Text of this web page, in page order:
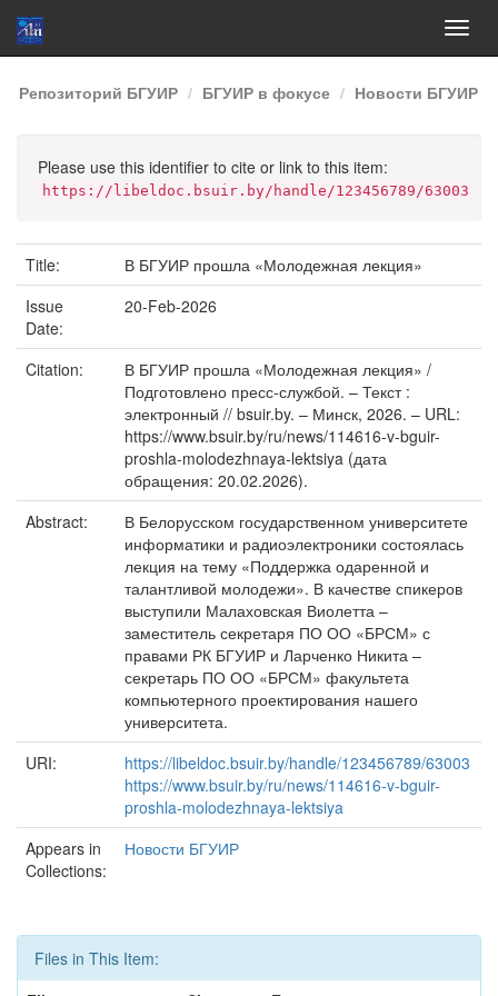
Skip
navigation
Репозиторий БГУИР БГУИР в фокусе Новости БГУИР
Please use this identifier to cite or link to this item:
https://libeldoc.bsuir.by/handle/123456789/63003
Title:
В БГУИР прошла «Молодежная лекция»
Issue
Date:
20-Feb-2026
Citation:
В БГУИР прошла «Молодежная лекция» /
Подготовлено пресс-службой. – Текст :
электронный // bsuir.by. – Минск, 2026. – URL:
https://www.bsuir.by/ru/news/114616-v-bguir-
proshla-molodezhnaya-lektsiya (дата
обращения: 20.02.2026).
Abstract:
В Белорусском государственном университете
информатики и радиоэлектроники состоялась
лекция на тему «Поддержка одаренной и
талантливой молодежи». В качестве спикеров
выступили Малаховская Виолетта –
заместитель секретаря ПО ОО «БРСМ» с
правами РК БГУИР и Ларченко Никита –
секретарь ПО ОО «БРСМ» факультета
компьютерного проектирования нашего
университета.
URI:
https://libeldoc.bsuir.by/handle/123456789/63003
https://www.bsuir.by/ru/news/114616-v-bguir-
proshla-molodezhnaya-lektsiya
Appears in
Collections:
Новости БГУИР
Files in This Item: